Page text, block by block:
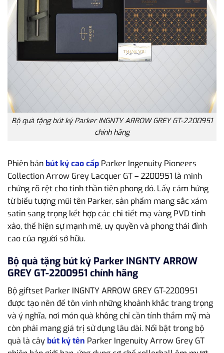
Bộ quà tặng bút ký Parker INGNTY ARROW GREY GT-2200951
chính hãng
Phiên bản bút ký cao cấp Parker Ingenuity Pioneers
Collection Arrow Grey Lacquer GT – 2200951 là minh
chứng rõ rệt cho tinh thần tiên phong đó. Lấy cảm hứng
từ biểu tượng mũi tên Parker, sản phẩm mang sắc xám
satin sang trọng kết hợp các chi tiết mạ vàng PVD tinh
xảo, thể hiện sự mạnh mẽ, uy quyền và phong thái đỉnh
cao của người sở hữu.
Bộ quà tặng bút ký Parker INGNTY ARROW
GREY GT-2200951 chính hãng
Bộ giftset Parker INGNTY ARROW GREY GT-2200951
được tạo nên để tôn vinh những khoảnh khắc trang trọng
và ý nghĩa, nơi món quà không chỉ cần tính thẩm mỹ mà
còn phải mang giá trị sử dụng lâu dài. Nổi bật trong bộ
quà là cây bút ký tên Parker Ingenuity Arrow Grey GT